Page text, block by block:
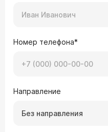
Номер телефона*
Направление
Без направления